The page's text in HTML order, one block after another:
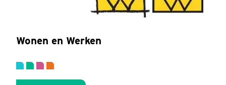
Wonen en Werken